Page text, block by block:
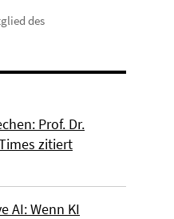
des
Prof. Dr.
zitiert
AI: Wenn KI